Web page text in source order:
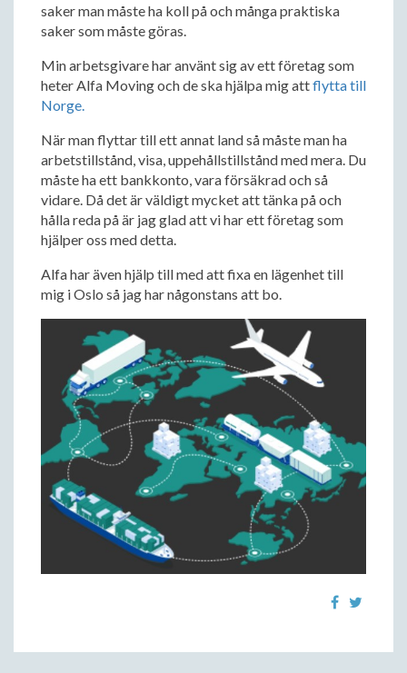
saker man måste ha koll på och många praktiska
saker som måste göras.
Min arbetsgivare har använt sig av ett företag som
heter Alfa Moving och de ska hjälpa mig attflytta till
Norge.
När man flyttar till ett annat land så måste man ha
arbetstillstånd, visa, uppehållstillstånd med mera. Du
måste ha ett bankkonto, vara försäkrad och så
vidare. Då det är väldigt mycket att tänka på och
hålla reda på är jag glad att vi har ett företag som
hjälper oss med detta.
Alfa har även hjälp till med att fixa en lägenhet till
mig i Oslo så jag har någonstans att bo.